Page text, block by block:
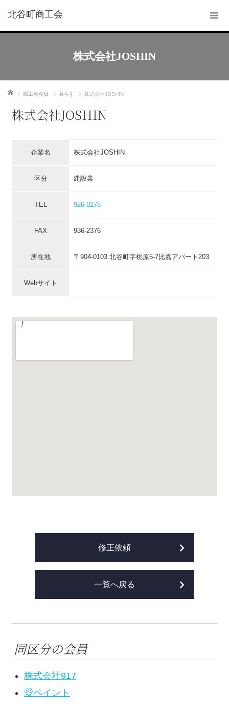
北谷町商工会
株式会社JOSHIN
ホーム 商工会会員 暮らす 株式会社JOSHIN
株式会社JOSHIN
企業名 株式会社JOSHIN
区分 建設業
TEL 926-0278
FAX 936-2376
所在地 〒904-0103 北谷町字桃原5-7比嘉アパート203
Webサイト
修正依頼
一覧へ戻る
同区分の会員
株式会社917
愛ペイント